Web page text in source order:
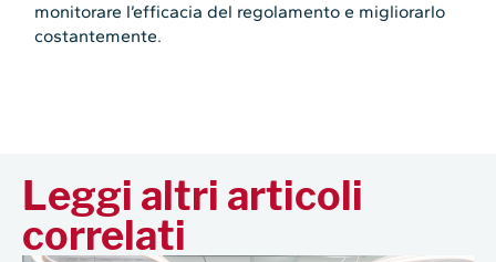
monitorare l’efficacia del regolamento e migliorarlo
costantemente.
Leggi altri articoli
correlati